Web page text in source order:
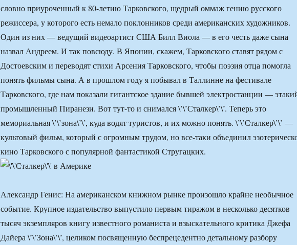
словно приуроченный к 80-летию Тарковского, щедрый оммаж гению русского
режиссера, у которого есть немало поклонников среди американских художников.
Один из них — ведущий видеоартист США Билл Виола — в его честь даже сына
назвал Андреем. И так повсюду. В Японии, скажем, Тарковского ставят рядом с
Достоевским и переводят стихи Арсения Тарковского, чтобы поэзия отца помогла
понять фильмы сына. А в прошлом году я побывал в Таллинне на фестивале
Тарковского, где нам показали гигантское здание бывшей электростанции —
промышленный Пиранези. Вот тут-то и снимался \’\’Сталкер\’\’. Теперь это
мемориальная \’\’зона\’\’, куда водят туристов, и их можно понять. \’\’Сталкер\’\’ —
культовый фильм, который с огромным трудом, но все-таки объединил
кино Тарковского с популярной фантастикой Стругацких.
Александр Генис: На американском книжном рынке произошло крайне необычное
событие. Крупное издательство выпустило первым тиражом в несколько десятков
тысяч экземпляров книгу известного романиста и взыскательного критика Джефа
Дайера \’\’Зона\’\’, целиком посвященную беспрецедентно детальному разбору